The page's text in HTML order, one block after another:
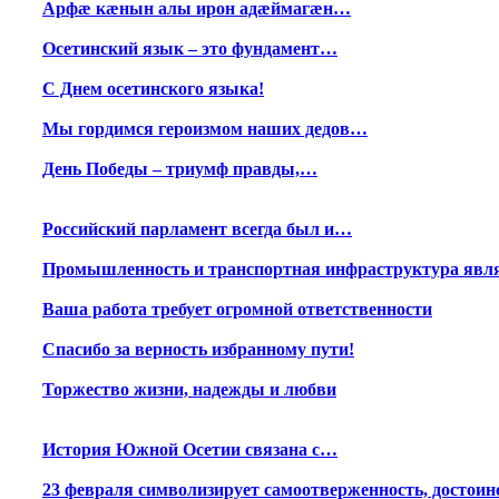
Арфæ кæнын алы ирон адæймагæн…
Осетинский язык – это фундамент…
С Днем осетинского языка!
Мы гордимся героизмом наших дедов…
День Победы – триумф правды,…
Российский парламент всегда был и…
Промышленность и транспортная инфраструктура
Ваша работа требует огромной ответственности
Спасибо за верность избранному пути!
Торжество жизни, надежды и любви
История Южной Осетии связана с…
23 февраля символизирует самоотверженность,